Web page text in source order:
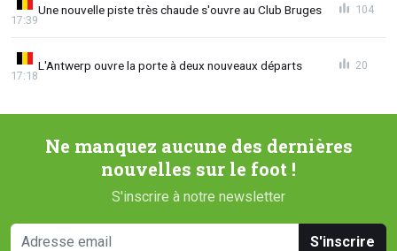
Une nouvelle piste très chaude s'ouvre au Club Bruges
17:39
104
L'Antwerp ouvre la porte à deux nouveaux départs
17:18
20
Ne manquez aucune des dernières
nouvelles sur le foot !
S'inscrire à notre newsletter
S'inscrire